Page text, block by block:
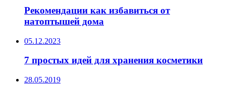
Рекомендации как избавиться от
натоптышей дома
05.12.2023
7 простых идей для хранения косметики
28.05.2019